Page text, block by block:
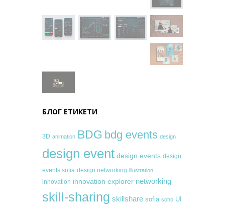
БЛОГ ЕТИКЕТИ
3D animation BDG bdg events design
design event design events design
events sofia design networking illustration
innovation innovation explorer networking
skill-sharing skillshare sofia soho UI